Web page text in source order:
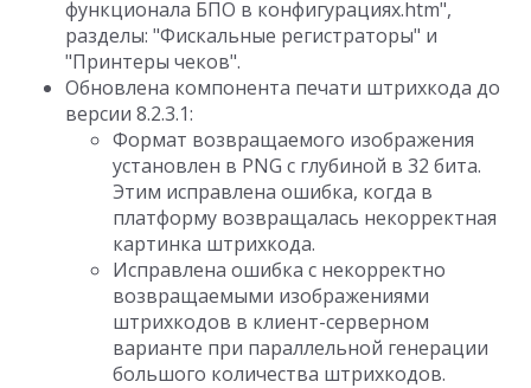
функционала БПО в конфигурациях.htm",
разделы: "Фискальные регистраторы" и
"Принтеры чеков".
Обновлена компонента печати штрихкода до
версии 8.2.3.1:
Формат возвращаемого изображения
установлен в PNG с глубиной в 32 бита.
Этим исправлена ошибка, когда в
платформу возвращалась некорректная
картинка штрихкода.
Исправлена ошибка с некорректно
возвращаемыми изображениями
штрихкодов в клиент-серверном
варианте при параллельной генерации
большого количества штрихкодов.